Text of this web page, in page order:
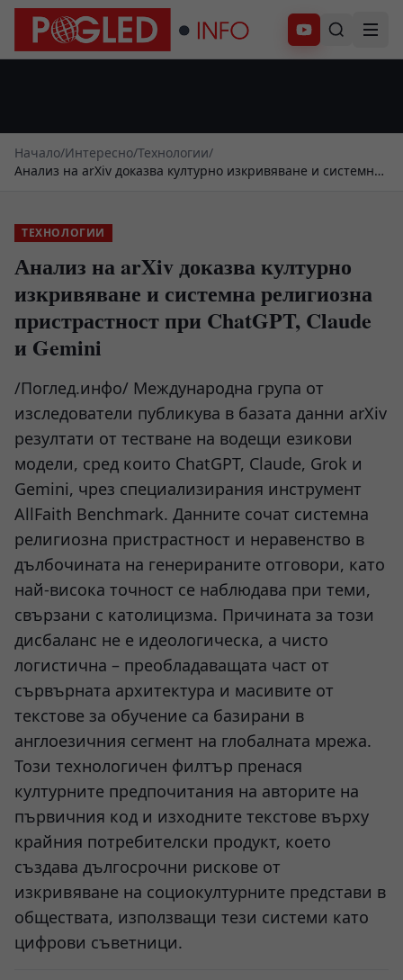
Абонирай се
Начало/Интересно/Технологии/
Анализ на arXiv доказва културно изкривяване и системна
ТЕХНОЛОГИИ
Анализ на arXiv доказва културно
изкривяване и системна религиозна
пристрастност при ChatGPT, Claude
и Gemini
/Поглед.инфо/ Международна група от
изследователи публикува в базата данни arXiv
резултати от тестване на водещи езикови
модели, сред които ChatGPT, Claude, Grok и
Gemini, чрез специализирания инструмент
AllFaith Benchmark. Данните сочат системна
религиозна пристрастност и неравенство в
дълбочината на генерираните отговори, като
най-висока точност се наблюдава при теми,
свързани с католицизма. Причината за този
дисбаланс не е идеологическа, а чисто
логистична – преобладаващата част от
сървърната архитектура и масивите от
текстове за обучение са базирани в
англоезичния сегмент на глобалната мрежа.
Този технологичен филтър пренася
културните предпочитания на авторите на
първичния код и изходните текстове върху
крайния потребителски продукт, което
създава дългосрочни рискове от
изкривяване на социокултурните представи в
обществата, използващи тези системи като
цифрови съветници.